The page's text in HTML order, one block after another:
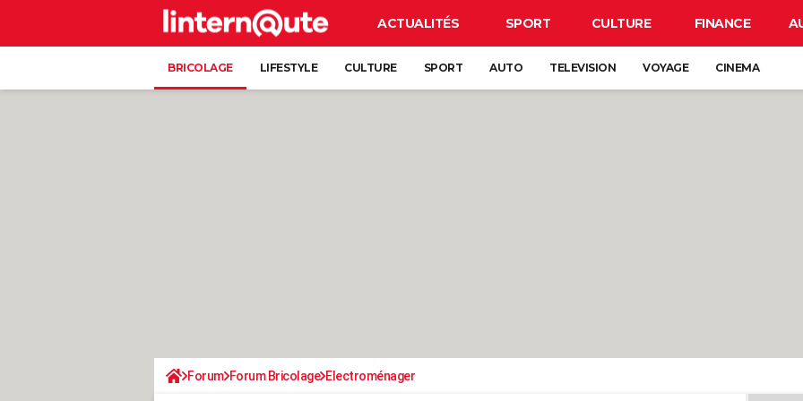
ACTUALITÉS SPORT CULTURE FINANCE
BRICOLAGE LIFESTYLE CULTURE SPORT AUTO TELEVISION VOYAGE CINEMA
Forum Forum Bricolage Electroménager